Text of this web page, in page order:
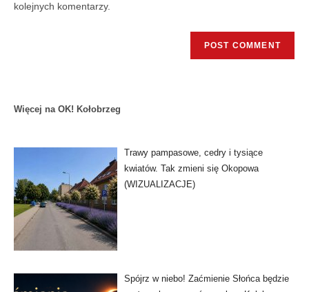
kolejnych komentarzy.
Więcej na OK! Kołobrzeg
Trawy pampasowe, cedry i tysiące
kwiatów. Tak zmieni się Okopowa
(WIZUALIZACJE)
Spójrz w niebo! Zaćmienie Słońca będzie